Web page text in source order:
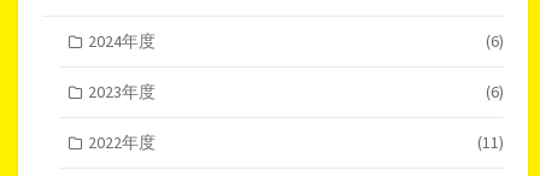
2024年度 (6)
2023年度 (6)
2022年度 (11)